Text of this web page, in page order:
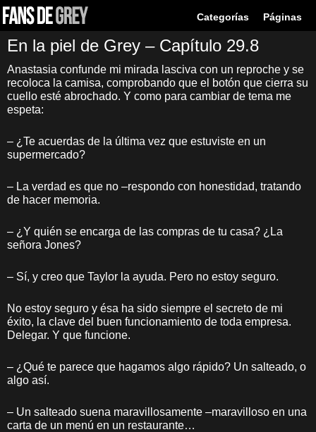
Categorías Páginas
En la piel de Grey – Capítulo 29.8
Anastasia confunde mi mirada lasciva con un reproche y se
recoloca la camisa, comprobando que el botón que cierra su
cuello esté abrochado. Y como para cambiar de tema me
espeta:
– ¿Te acuerdas de la última vez que estuviste en un
supermercado?
– La verdad es que no –respondo con honestidad, tratando
de hacer memoria.
– ¿Y quién se encarga de las compras de tu casa? ¿La
señora Jones?
– Sí, y creo que Taylor la ayuda. Pero no estoy seguro.
No estoy seguro y ésa ha sido siempre el secreto de mi
éxito, la clave del buen funcionamiento de toda empresa.
Delegar. Y que funcione.
– ¿Qué te parece que hagamos algo rápido? Un salteado, o
algo así.
– Un salteado suena maravillosamente –maravilloso en una
carta de un menú en un restaurante…